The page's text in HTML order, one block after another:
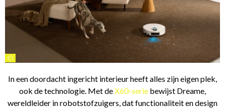
©
In een doordacht ingericht interieur heeft alles zijn eigen plek,
ook de technologie. Met deX60-serie bewijst Dreame,
wereldleider in robotstofzuigers, dat functionaliteit en design